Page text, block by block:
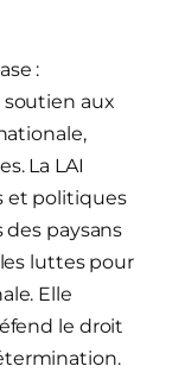
:
soutien aux
La LAI
et politiques
des paysans
luttes pour
Elle
le droit